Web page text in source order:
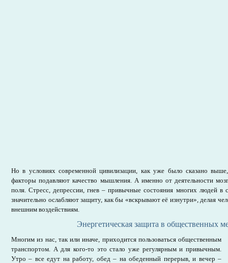
Но в условиях современной цивилизации, как уже было сказано
факторы подавляют качество мышления. А именно от деятельности
поля. Стресс, депрессии, гнев – привычные состояния многих людей в
значительно ослабляют защиту, как бы «вскрывают её изнутри», делая
внешним воздействиям.
Энергетическая защита в общественных
Многим из нас, так или иначе, приходится пользоваться общественным
транспортом. А для кого-то это стало уже регулярным и привычным.
Утро – все едут на работу, обед – на обеденный перерыв, и вечер –